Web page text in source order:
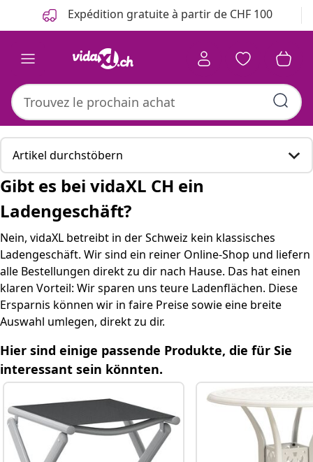
Précédent Expédition gratuite à partir de CHF 100
Artikel durchstöbern
Gibt es bei vidaXL CH ein Ladengeschäft?
Hier sind einige passende Produkte, die für Sie
interessant sein könnten.
Warum vidaXL ohne Filiale auskommt
Weitere hilfreiche Fragen
Relevante Kategorielinks
Gibt es bei vidaXL CH ein
Ladengeschäft?
Nein, vidaXL betreibt in der Schweiz kein klassisches
Ladengeschäft. Wir sind ein reiner Online-Shop und liefern
alle Bestellungen direkt zu dir nach Hause. Das hat einen
klaren Vorteil: Wir sparen uns teure Ladenflächen. Diese
Ersparnis können wir in faire Preise sowie eine breite
Auswahl umlegen, direkt zu dir.
Hier sind einige passende Produkte, die für Sie
interessant sein könnten.